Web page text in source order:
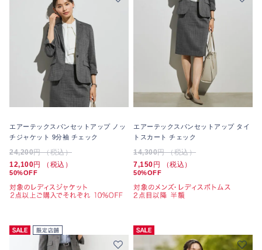
エアーテックスパンセットアップ ノッ
チジャケット 9分袖 チェック
24,200円 （税込）
12,100円 （税込）
50%OFF
エアーテックスパンセットアップ タイ
トスカート チェック
14,300円 （税込）
7,150 円 （税込）
50%OFF